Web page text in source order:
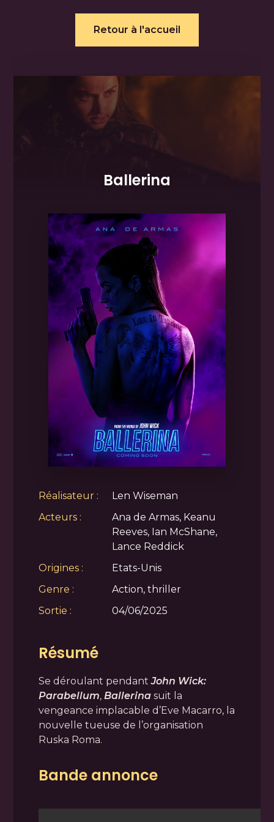
Retour à l'accueil
Ballerina
Réalisateur :
Len Wiseman
Acteurs :
Ana de Armas, Keanu
Reeves, Ian McShane,
Lance Reddick
Origines :
Etats-Unis
Genre :
Action, thriller
Sortie :
04/06/2025
Résumé
Se déroulant pendantJohn Wick:
Parabellum, Ballerinasuit la
vengeance implacable d’Eve Macarro, la
nouvelle tueuse de l’organisation
Ruska Roma.
Bande annonce